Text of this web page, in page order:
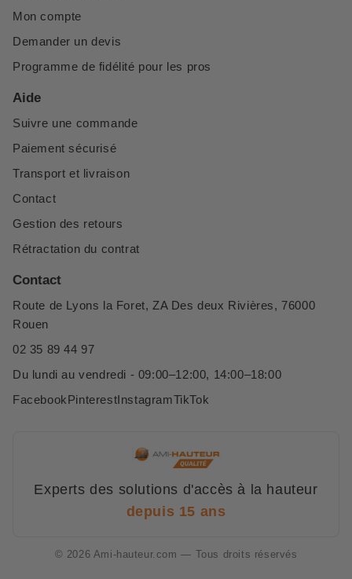
Mon compte
Demander un devis
Programme de fidélité pour les pros
Aide
Suivre une commande
Paiement sécurisé
Transport et livraison
Contact
Gestion des retours
Rétractation du contrat
Contact
Route de Lyons la Foret, ZA Des deux Rivières, 76000
Rouen
02 35 89 44 97
Du lundi au vendredi - 09:00–12:00, 14:00–18:00
FacebookPinterestInstagramTikTok
Experts des solutions d'accès à la hauteur
depuis 15 ans
© 2026 Ami-hauteur.com — Tous droits réservés